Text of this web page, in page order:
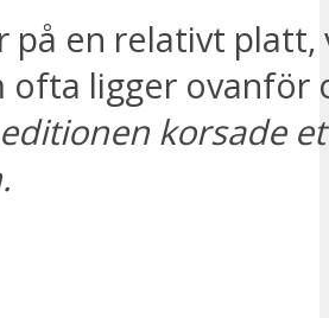
på en relativt
ofta ligger ovanför
korsade